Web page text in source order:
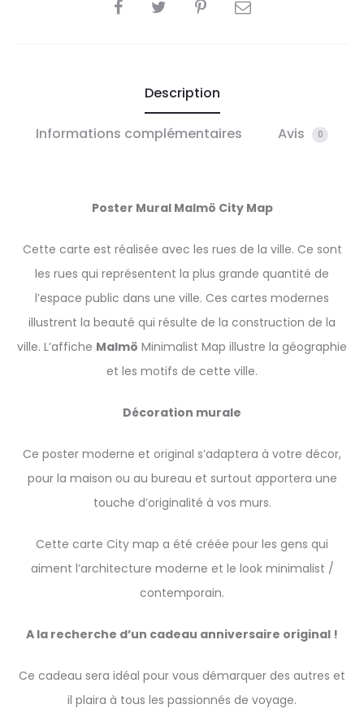
SHARE
Description
Informations complémentaires Avis 0
Poster Mural Malmö City Map
Cette carte est réalisée avec les rues de la ville. Ce sont
les rues qui représentent la plus grande quantité de
l’espace public dans une ville. Ces cartes modernes
illustrent la beauté qui résulte de la construction de la
ville. L’affiche Malmö Minimalist Map illustre la géographie
et les motifs de cette ville.
Décoration murale
Ce poster moderne et original s’adaptera à votre décor,
pour la maison ou au bureau et surtout apportera une
touche d’originalité à vos murs.
Cette carte City map a été créée pour les gens qui
aiment l’architecture moderne et le look minimalist /
contemporain.
A la recherche d’un cadeau anniversaire original !
Ce cadeau sera idéal pour vous démarquer des autres et
il plaira à tous les passionnés de voyage.